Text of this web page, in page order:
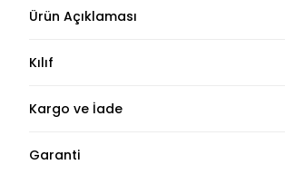
Ürün Açıklaması
Kılıf
Kargo ve İade
Garanti